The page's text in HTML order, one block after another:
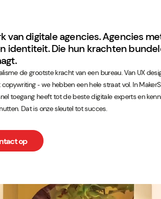
van digitale agencies. Agencies
identiteit. Die hun krachten
de grootste kracht van een bureau. Van UX
‑ we hebben een hele straat vol. In
toegang heeft tot de beste digitale experts en
Dat is onze sleutel tot succes.
op